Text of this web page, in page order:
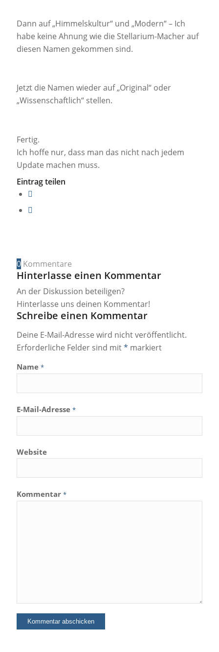
Dann auf „Himmelskultur“ und „Modern“ – Ich
habe keine Ahnung wie die Stellarium-Macher auf
diesen Namen gekommen sind.
Jetzt die Namen wieder auf „Original“ oder
„Wissenschaftlich“ stellen.
Fertig.
Ich hoffe nur, dass man das nicht nach jedem
Update machen muss.
Eintrag teilen
0 Kommentare
Hinterlasse einen Kommentar
An der Diskussion beteiligen?
Hinterlasse uns deinen Kommentar!
Schreibe einen Kommentar
Deine E-Mail-Adresse wird nicht veröffentlicht.
Erforderliche Felder sind mit* markiert
Name *
E-Mail-Adresse *
Website
Kommentar *